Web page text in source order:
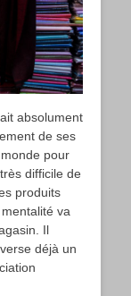
absolument
de ses
pour
difficile de
produits
va
Il
déjà un